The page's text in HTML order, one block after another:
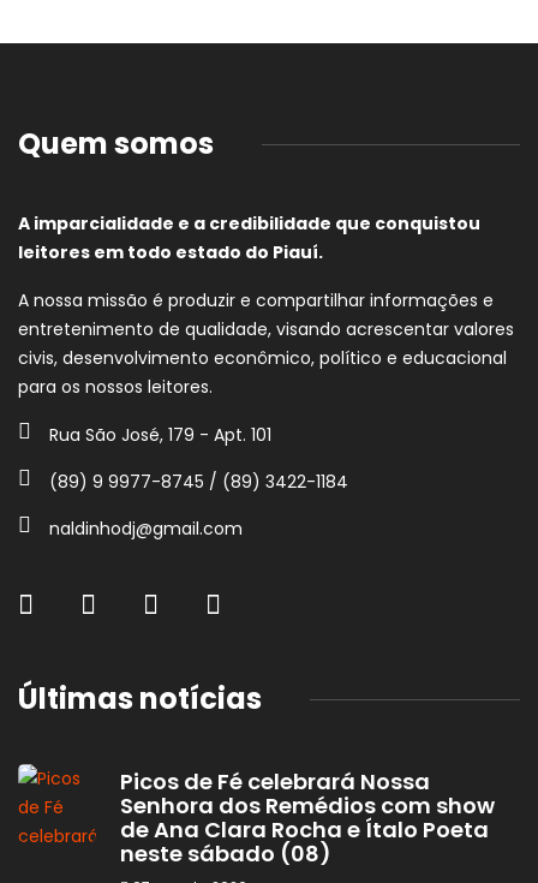
Quem somos
A imparcialidade e a credibilidade que conquistou
leitores em todo estado do Piauí.
A nossa missão é produzir e compartilhar informações e
entretenimento de qualidade, visando acrescentar valores
civis, desenvolvimento econômico, político e educacional
para os nossos leitores.
Rua São José, 179 - Apt. 101
(89) 9 9977-8745 / (89) 3422-1184
naldinhodj@gmail.com
Últimas notícias
Picos de Fé celebrará Nossa
Senhora dos Remédios com show
de Ana Clara Rocha e Ítalo Poeta
neste sábado (08)